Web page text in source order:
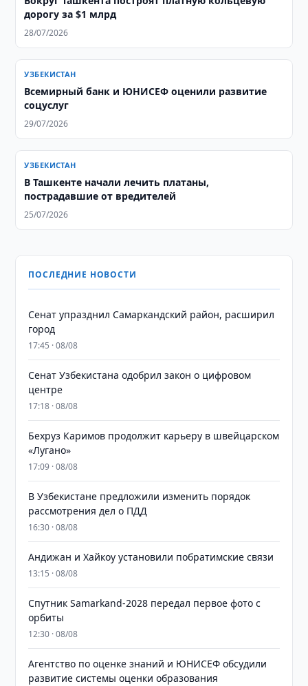
дорогу за $1 млрд
28/07/2026
УЗБЕКИСТАН
Всемирный банк и ЮНИСЕФ оценили развитие
соцуслуг
29/07/2026
УЗБЕКИСТАН
В Ташкенте начали лечить платаны,
пострадавшие от вредителей
25/07/2026
ПОСЛЕДНИЕ НОВОСТИ
Сенат упразднил Самаркандский район, расширил
город
17:45 · 08/08
Сенат Узбекистана одобрил закон о цифровом
центре
17:18 · 08/08
Бехруз Каримов продолжит карьеру в швейцарском
«Лугано»
17:09 · 08/08
В Узбекистане предложили изменить порядок
рассмотрения дел о ПДД
16:30 · 08/08
Андижан и Хайкоу установили побратимские связи
13:15 · 08/08
Спутник Samarkand-2028 передал первое фото с
орбиты
12:30 · 08/08
Агентство по оценке знаний и ЮНИСЕФ обсудили
развитие системы оценки образования